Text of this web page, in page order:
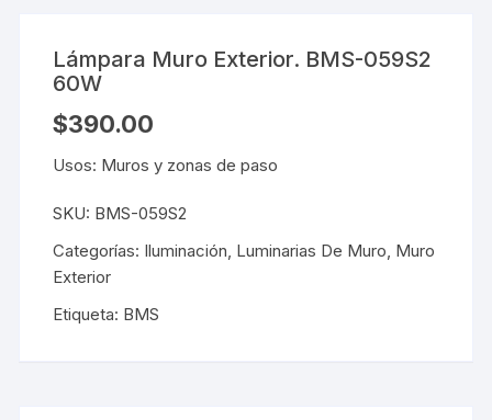
Lámpara Muro Exterior. BMS-059S2
60W
$390.00
Usos: Muros y zonas de paso
SKU: BMS-059S2
Categorías: Iluminación Luminarias De Muro Muro
Exterior
Etiqueta: BMS